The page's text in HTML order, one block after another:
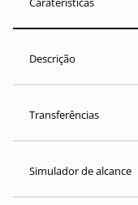
Descrição
Transferências
Simulador de alcance